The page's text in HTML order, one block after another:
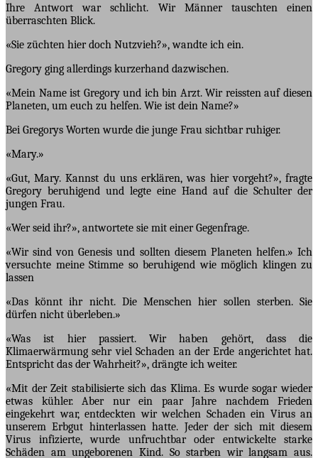
Ihre Antwort war schlicht. Wir Männer tauschten einen
überraschten Blick.
«Sie züchten hier doch Nutzvieh?», wandte ich ein.
Gregory ging allerdings kurzerhand dazwischen.
«Mein Name ist Gregory und ich bin Arzt. Wir reissten auf diesen
Planeten, um euch zu helfen. Wie ist dein Name?»
Bei Gregorys Worten wurde die junge Frau sichtbar ruhiger.
«Mary.»
«Gut, Mary. Kannst du uns erklären, was hier vorgeht?», fragte
Gregory beruhigend und legte eine Hand auf die Schulter der
jungen Frau.
«Wer seid ihr?», antwortete sie mit einer Gegenfrage.
«Wir sind von Genesis und sollten diesem Planeten helfen.» Ich
versuchte meine Stimme so beruhigend wie möglich klingen zu
lassen
«Das könnt ihr nicht. Die Menschen hier sollen sterben. Sie
dürfen nicht überleben.»
«Was ist hier passiert. Wir haben gehört, dass die
Klimaerwärmung sehr viel Schaden an der Erde angerichtet hat.
Entspricht das der Wahrheit?», drängte ich weiter.
«Mit der Zeit stabilisierte sich das Klima. Es wurde sogar wieder
etwas kühler. Aber nur ein paar Jahre nachdem Frieden
eingekehrt war, entdeckten wir welchen Schaden ein Virus an
unserem Erbgut hinterlassen hatte. Jeder der sich mit diesem
Virus infizierte, wurde unfruchtbar oder entwickelte starke
Schäden am ungeborenen Kind. So starben wir langsam aus.